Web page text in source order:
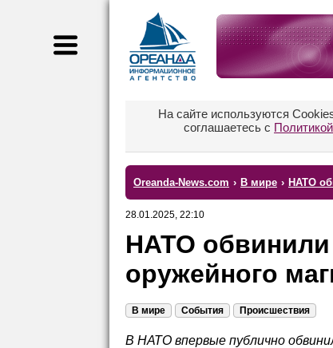
На сайте используются
соглашаетесь с
Oreanda-News.com › В мире › НАТО
28.01.2025, 22:10
НАТО
оружейного
В мире События Происшествия
В НАТО впервые публично